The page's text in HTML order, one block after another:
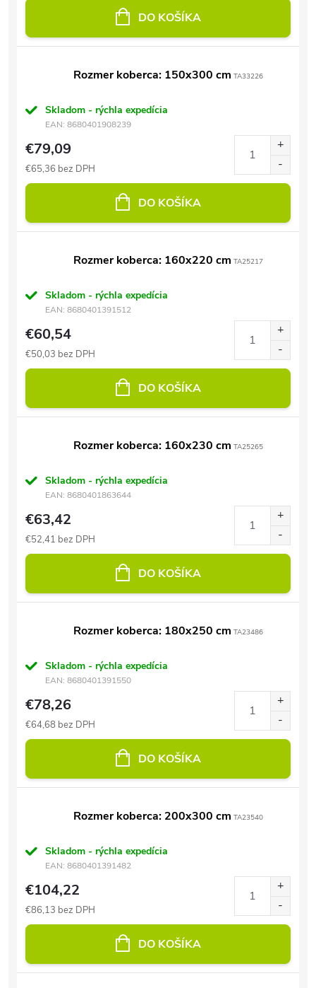
DO KOŠÍKA
Rozmer koberca: 150x300 cm TA33226
Skladom - rýchla expedícia
EAN: 8680401908239
€79,09
€65,36 bez DPH
DO KOŠÍKA
Rozmer koberca: 160x220 cm TA25217
Skladom - rýchla expedícia
EAN: 8680401391512
€60,54
€50,03 bez DPH
DO KOŠÍKA
Rozmer koberca: 160x230 cm TA25265
Skladom - rýchla expedícia
EAN: 8680401863644
€63,42
€52,41 bez DPH
DO KOŠÍKA
Rozmer koberca: 180x250 cm TA23486
Skladom - rýchla expedícia
EAN: 8680401391550
€78,26
€64,68 bez DPH
DO KOŠÍKA
Rozmer koberca: 200x300 cm TA23540
Skladom - rýchla expedícia
EAN: 8680401391482
€104,22
€86,13 bez DPH
DO KOŠÍKA